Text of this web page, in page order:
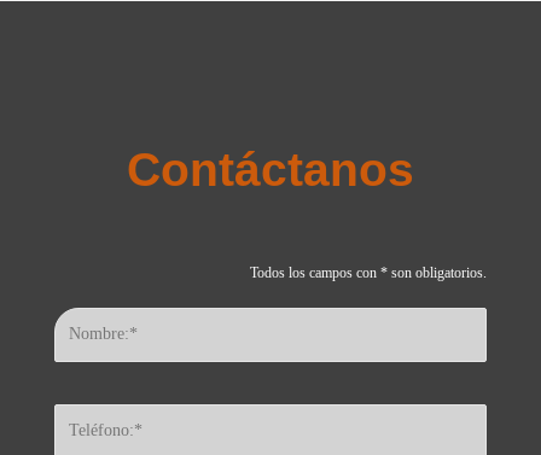
Contáctanos
Todos los campos con * son obligatorios.